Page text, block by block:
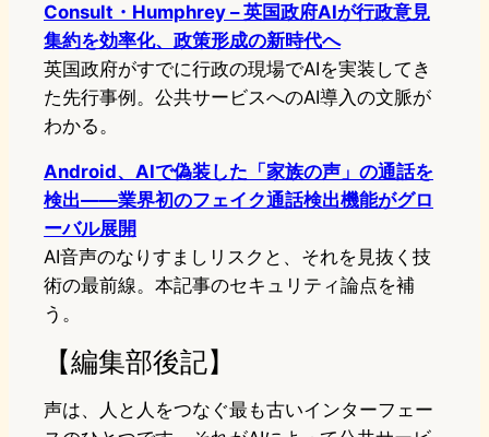
Consult・Humphrey – 英国政府AIが行政意見
集約を効率化、政策形成の新時代へ
英国政府がすでに行政の現場でAIを実装してき
た先行事例。公共サービスへのAI導入の文脈が
わかる。
Android、AIで偽装した「家族の声」の通話を
検出――業界初のフェイク通話検出機能がグロ
ーバル展開
AI音声のなりすましリスクと、それを見抜く技
術の最前線。本記事のセキュリティ論点を補
う。
【編集部後記】
声は、人と人をつなぐ最も古いインターフェー